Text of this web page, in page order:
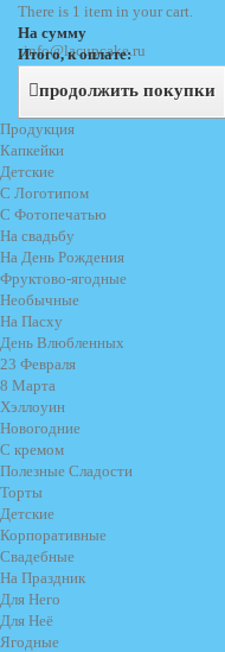
info@lacupcake.ru
+7 (495) 729 69 62
+7 (903)
There is 1 item in your cart.
На сумму
Итого, к оплате:
продолжить покупки
Продукция
Капкейки
Детские
С Логотипом
С Фотопечатью
На свадьбу
На День Рождения
Фруктово-ягодные
Необычные
На Пасху
День Влюбленных
23 Февраля
8 Марта
Хэллоуин
Новогодние
С кремом
Полезные Сладости
Торты
Детские
Корпоративные
Свадебные
На Праздник
Для Него
Для Неё
Ягодные